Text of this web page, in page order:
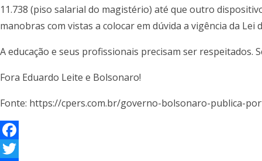
11.738 (piso salarial do magistério) até que outro
manobras com vistas a colocar em dúvida a vigência da
A educação e seus profissionais precisam ser respeitados.
Fora Eduardo Leite e Bolsonaro!
Fonte: https://cpers.com.br/governo-bolsonaro-publica-
F